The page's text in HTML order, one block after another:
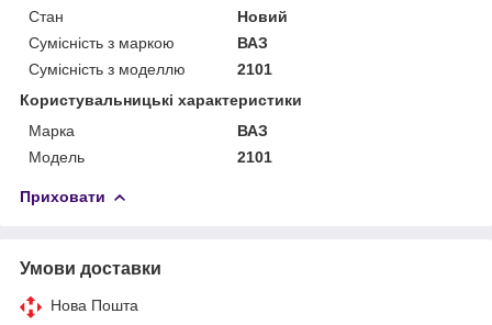
Стан
Новий
Сумісність з маркою
ВАЗ
Сумісність з моделлю
2101
Користувальницькі характеристики
Марка
ВАЗ
Модель
2101
Приховати
Умови доставки
Нова Пошта